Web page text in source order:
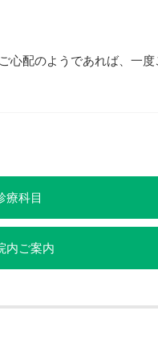
心配のようであれば、一
療科目
内ご案内